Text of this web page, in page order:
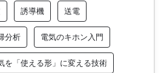
誘導機 送電
分析 電気のキホン入門
を「使える形」に変える技術